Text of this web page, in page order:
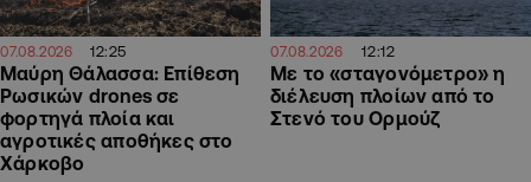
07.08.2026 12:25
Μαύρη Θάλασσα: Επίθεση
Ρωσικών drones σε
φορτηγά πλοία και
αγροτικές αποθήκες στο
Χάρκοβο
07.08.2026 12:12
Με το «σταγονόμετρο» η
διέλευση πλοίων από το
Στενό του Ορμούζ